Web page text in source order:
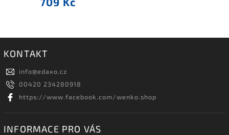
KONTAKT
info@edaxo.cz
00420 234280918
https://www.facebook.com/wenko.shop
INFORMACE PRO VÁS